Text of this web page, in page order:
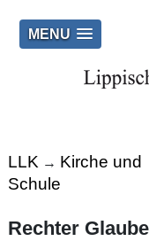
MENU
LLK → Kirche und
Schule
Rechter Glaube